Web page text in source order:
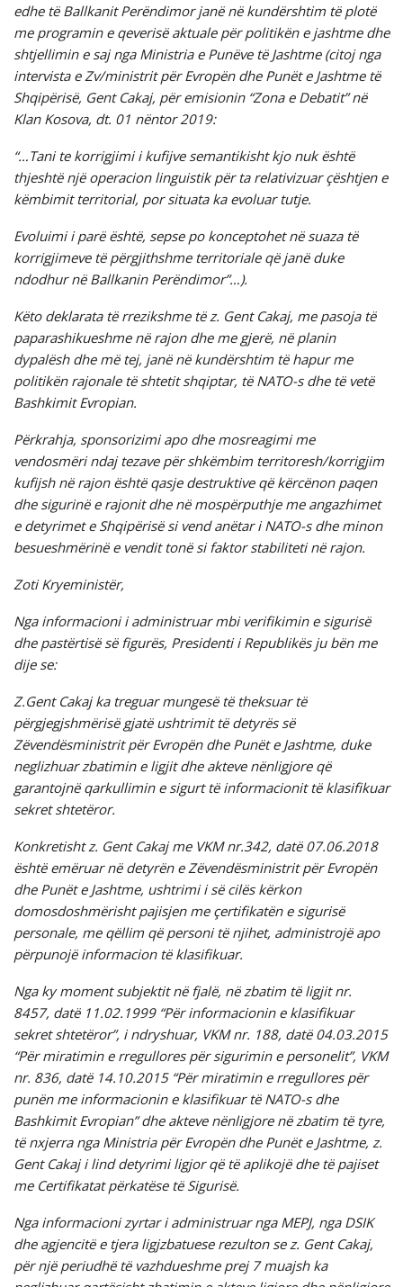
edhe të Ballkanit Perëndimor janë në kundërshtim të plotë
me programin e qeverisë aktuale për politikën e jashtme dhe
shtjellimin e saj nga Ministria e Punëve të Jashtme (citoj nga
intervista e Zv/ministrit për Evropën dhe Punët e Jashtme të
Shqipërisë, Gent Cakaj, për emisionin “Zona e Debatit” në
Klan Kosova, dt. 01 nëntor 2019:
“…Tani te korrigjimi i kufijve semantikisht kjo nuk është
thjeshtë një operacion linguistik për ta relativizuar çështjen e
këmbimit territorial, por situata ka evoluar tutje.
Evoluimi i parë është, sepse po konceptohet në suaza të
korrigjimeve të përgjithshme territoriale që janë duke
ndodhur në Ballkanin Perëndimor”…).
Këto deklarata të rrezikshme të z. Gent Cakaj, me pasoja të
paparashikueshme në rajon dhe me gjerë, në planin
dypalësh dhe më tej, janë në kundërshtim të hapur me
politikën rajonale të shtetit shqiptar, të NATO-s dhe të vetë
Bashkimit Evropian.
Përkrahja, sponsorizimi apo dhe mosreagimi me
vendosmëri ndaj tezave për shkëmbim territoresh/korrigjim
kufijsh në rajon është qasje destruktive që kërcënon paqen
dhe sigurinë e rajonit dhe në mospërputhje me angazhimet
e detyrimet e Shqipërisë si vend anëtar i NATO-s dhe minon
besueshmërinë e vendit tonë si faktor stabiliteti në rajon.
Zoti Kryeministër,
Nga informacioni i administruar mbi verifikimin e sigurisë
dhe pastërtisë së figurës, Presidenti i Republikës ju bën me
dije se:
Z.Gent Cakaj ka treguar mungesë të theksuar të
përgjegjshmërisë gjatë ushtrimit të detyrës së
Zëvendësministrit për Evropën dhe Punët e Jashtme, duke
neglizhuar zbatimin e ligjit dhe akteve nënligjore që
garantojnë qarkullimin e sigurt të informacionit të klasifikuar
sekret shtetëror.
Konkretisht z. Gent Cakaj me VKM nr.342, datë 07.06.2018
është emëruar në detyrën e Zëvendësministrit për Evropën
dhe Punët e Jashtme, ushtrimi i së cilës kërkon
domosdoshmërisht pajisjen me çertifikatën e sigurisë
personale, me qëllim që personi të njihet, administrojë apo
përpunojë informacion të klasifikuar.
Nga ky moment subjektit në fjalë, në zbatim të ligjit nr.
8457, datë 11.02.1999 “Për informacionin e klasifikuar
sekret shtetëror”, i ndryshuar, VKM nr. 188, datë 04.03.2015
“Për miratimin e rregullores për sigurimin e personelit”, VKM
nr. 836, datë 14.10.2015 “Për miratimin e rregullores për
punën me informacionin e klasifikuar të NATO-s dhe
Bashkimit Evropian” dhe akteve nënligjore në zbatim të tyre,
të nxjerra nga Ministria për Evropën dhe Punët e Jashtme, z.
Gent Cakaj i lind detyrimi ligjor që të aplikojë dhe të pajiset
me Certifikatat përkatëse të Sigurisë.
Nga informacioni zyrtar i administruar nga MEPJ, nga DSIK
dhe agjencitë e tjera ligjzbatuese rezulton se z. Gent Cakaj,
për një periudhë të vazhdueshme prej 7 muajsh ka